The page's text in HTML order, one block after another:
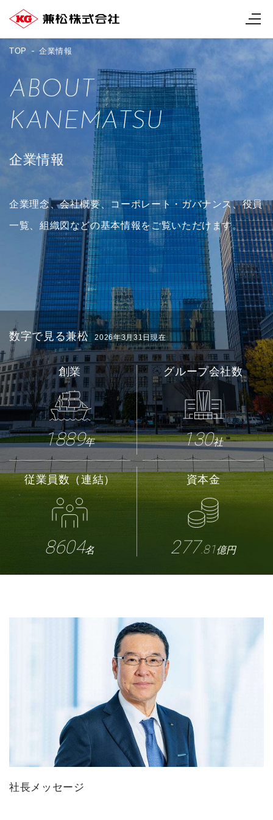
TOP 企業情報
ABOUT
KANEMATSU
企業情報
企業理念、会社概要、コーポレート・ガバナンス、役員
一覧、組織図などの基本情報をご覧いただけます。
数字で見る兼松 2026年3月31日現在
創業
1889年
グループ会社数
130社
従業員数（連結）
8604名
資本金
277.81億円
社長メッセージ